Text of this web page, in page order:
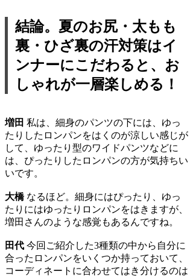
結論。夏のお尻・太もも
裏・ひざ裏の汗対策はイ
ンナーにこだわると、お
しゃれが一層楽しめる！
増田 私は、細身のパンツの下には、ゆっ
たりしたロンパンをはくのが涼しい感じが
して、ゆったり型のワイドパンツなどに
は、ぴったりしたロンパンの方が気持ちい
いです。
大橋なるほど。細身にはぴったり、ゆっ
たりにはゆったりロンパンをはきますが、
増田さんのような感覚もあるんですね。
田代 今回ご紹介した3種類の中から自分に
合ったロンパンをいくつか持っておいて、
コーディネートに合わせてはき分けるのは